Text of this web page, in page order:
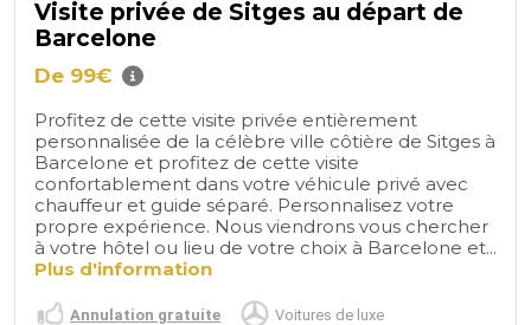
Visite privée de Sitges au départ de
Barcelone
De 99€
Profitez de cette visite privée entièrement
personnalisée de la célèbre ville côtière de Sitges à
Barcelone et profitez de cette visite
confortablement dans votre véhicule privé avec
chauffeur et guide séparé. Personnalisez votre
propre expérience. Nous viendrons vous chercher
à votre hôtel ou lieu de votre choix à Barcelone et...
Plus d'information
Annulation gratuite Voitures de luxe